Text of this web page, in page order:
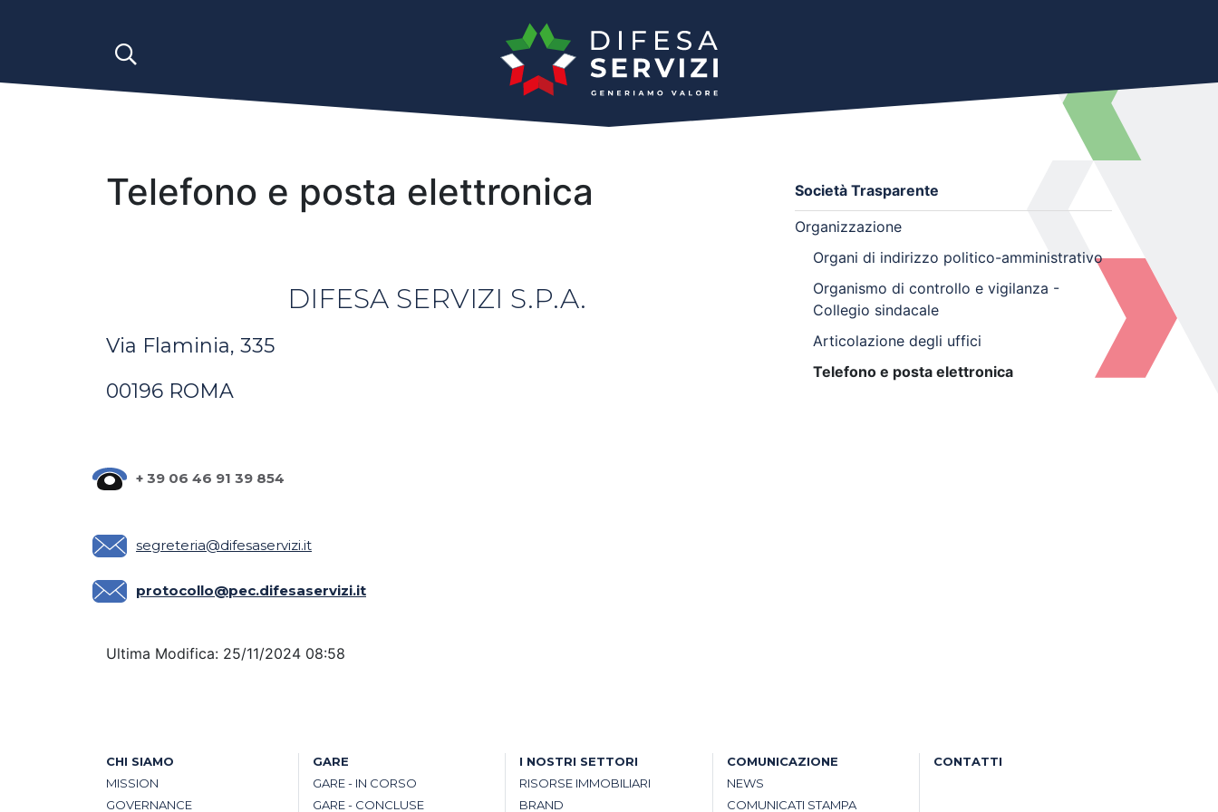
Telefono e posta elettronica
DIFESA SERVIZI S.P.A.
Via Flaminia, 335
00196 ROMA
+ 39 06 46 91 39 854
segreteria@difesaservizi.it
protocollo@pec.difesaservizi.it
Ultima Modifica: 25/11/2024 08:58
Società Trasparente
Organizzazione
Organi di indirizzo politico-amministrativo
Organismo di controllo e vigilanza -
Collegio sindacale
Articolazione degli uffici
Telefono e posta elettronica
CHI SIAMO
MISSION
GOVERNANCE
GARE
GARE - IN CORSO
GARE - CONCLUSE
I NOSTRI SETTORI
RISORSE IMMOBILIARI
BRAND
COMUNICAZIONE
NEWS
COMUNICATI STAMPA
CONTATTI